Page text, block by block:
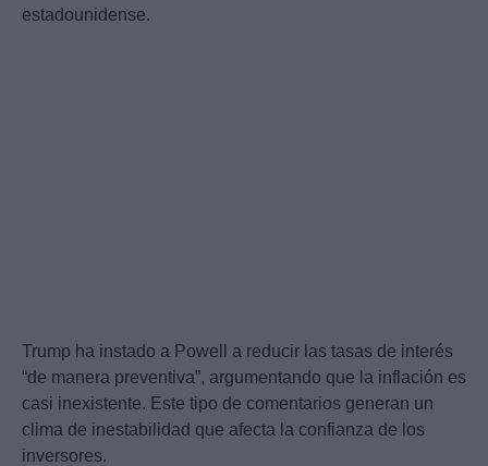
estadounidense.
Trump ha instado a Powell a reducir las tasas de interés
“de manera preventiva”, argumentando que la inflación es
casi inexistente. Este tipo de comentarios generan un
clima de inestabilidad que afecta la confianza de los
inversores.